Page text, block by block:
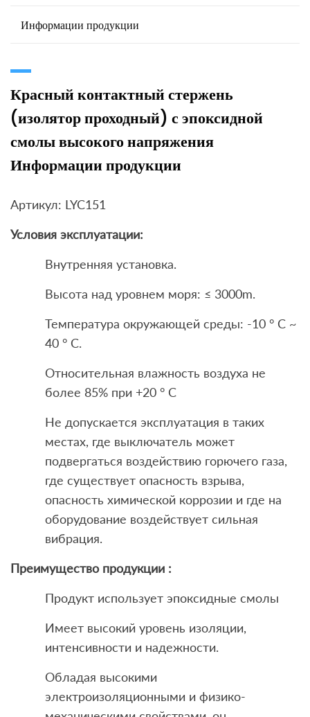
Информации продукции
Красный контактный стержень
(изолятор проходный) с эпоксидной
смолы высокого напряжения
Информации продукции
Артикул: LYC151
Условия эксплуатации:
Внутренняя установка.
Высота над уровнем моря: ≤ 3000m.
Температура окружающей среды: -10 ° C ~
40 ° С.
Относительная влажность воздуха не
более 85% при +20 ° C
Не допускается эксплуатация в таких
местах, где выключатель может
подвергаться воздействию горючего газа,
где существует опасность взрыва,
опасность химической коррозии и где на
оборудование воздействует сильная
вибрация.
Преимущество продукции :
Продукт использует эпоксидные смолы
Имеет высокий уровень изоляции,
интенсивности и надежности.
Обладая высокими
электроизоляционными и физико-